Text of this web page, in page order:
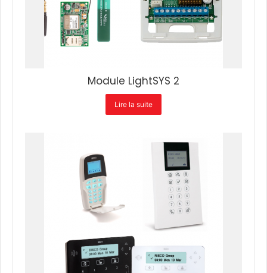
Module LightSYS 2
Lire la suite